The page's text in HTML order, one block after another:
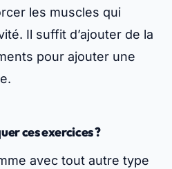
les muscles qui
Il suffit d’ajouter de la
pour ajouter une
ces exercices ?
avec tout autre type